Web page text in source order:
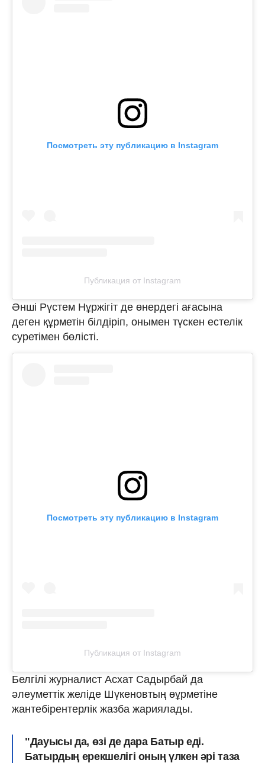
Посмотреть эту публикацию в Instagram
Публикация от Instagram
Әнші Рүстем Нұржігіт де өнердегі ағасына
деген құрметін білдіріп, онымен түскен естелік
суретімен бөлісті.
Посмотреть эту публикацию в Instagram
Публикация от Instagram
Белгілі журналист Асхат Садырбай да
әлеуметтік желіде Шүкеновтың өұрметіне
жантебірентерлік жазба жариялады.
"Дауысы да, өзі де дара Батыр еді.
Батырдың ерекшелігі оның үлкен әрі таза